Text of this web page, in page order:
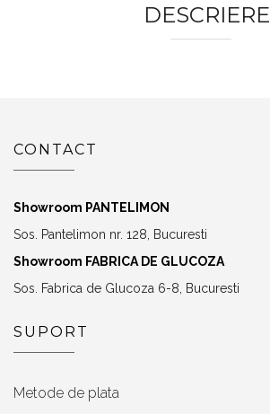
DESCRIERE
CONTACT
Showroom PANTELIMON
Sos. Pantelimon nr. 128, Bucuresti
Showroom FABRICA DE GLUCOZA
Sos. Fabrica de Glucoza 6-8, Bucuresti
SUPORT
Metode de plata